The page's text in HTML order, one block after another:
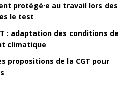
protégé·e au travail lors des
le test
: adaptation des conditions de
climatique
propositions de la CGT pour